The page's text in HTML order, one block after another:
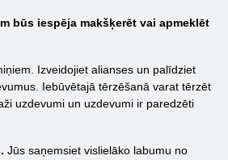
būs iespēja makšķerēt vai apmeklēt
Izveidojiet alianses un palīdziet
Iebūvētajā tērzēšanā varat tērzēt
uzdevumi un uzdevumi ir paredzēti
Jūs saņemsiet vislielāko labumu no